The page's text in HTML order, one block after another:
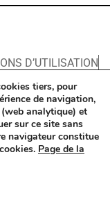
D’UTILISATION
TLV’. |oNline Web
tiers, pour
de navigation,
analytique) et
sur ce site sans
navigateur constitue
Page de la